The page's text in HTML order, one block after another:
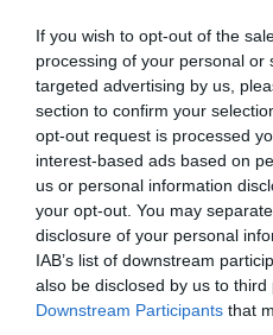
If you wish to opt-out of the
processing of your personal or
targeted advertising by us,
section to confirm your
opt-out request is processed
interest-based ads based on
us or personal information
your opt-out. You may
disclosure of your personal
IAB’s list of downstream
also be disclosed by us to third
Downstream Participants that
ΜΗΝ